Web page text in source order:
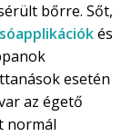
bőrre. Sőt,
sóapplikációkés
esetén
az égető
normál